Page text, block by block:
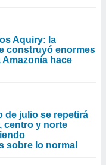
Aquiry: la
construyó enormes
hace
de julio se repetirá
centro y norte
sobre lo normal